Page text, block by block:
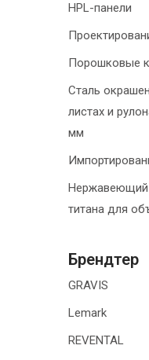
HPL-панели
Порошковые
Сталь
листах и
мм
Нержавеющий
титана для
Брендтер
GRAVIS
Lemark
REVENTAL